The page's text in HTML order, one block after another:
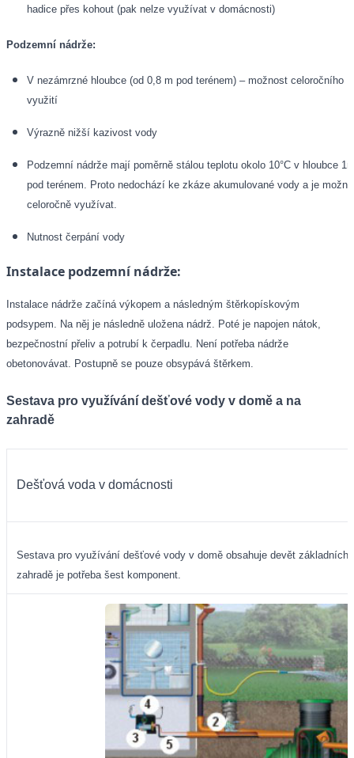
hadice přes kohout (pak nelze využívat v domácnosti)
Podzemní nádrže:
V nezámrzné hloubce (od 0,8 m pod terénem) – možnost celoročního
využití
Výrazně nižší kazivost vody
Podzemní nádrže mají poměrně stálou teplotu okolo 10°C v hloubce
pod terénem. Proto nedochází ke zkáze akumulované vody a je
celoročně využívat.
Nutnost čerpání vody
Instalace podzemní nádrže:
Instalace nádrže začíná výkopem a následným štěrkopískovým
podsypem. Na něj je následně uložena nádrž. Poté je napojen nátok,
bezpečnostní přeliv a potrubí k čerpadlu. Není potřeba nádrže
obetonovávat. Postupně se pouze obsypává štěrkem.
Sestava pro využívání dešťové vody v domě a na
zahradě
Dešťová voda v domácnosti
Sestava pro využívání dešťové vody v domě obsahuje devět
zahradě je potřeba šest komponent.